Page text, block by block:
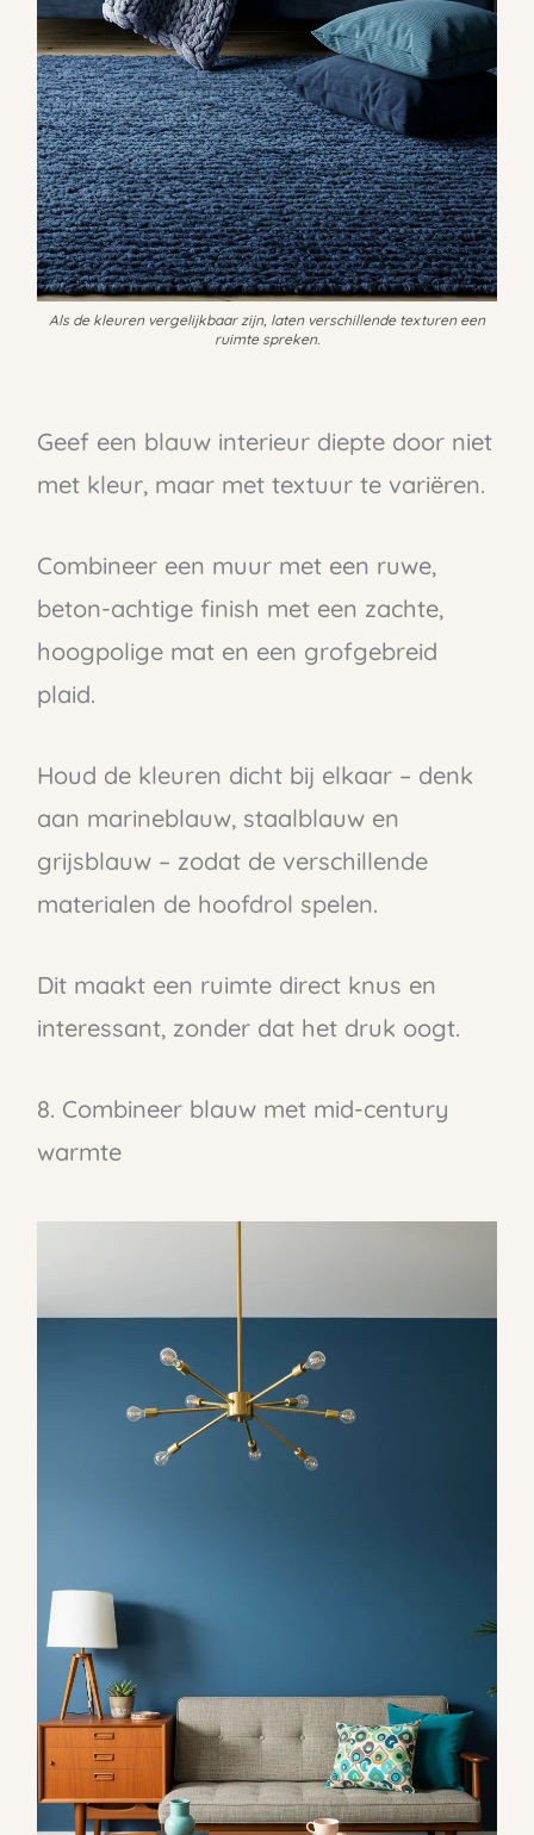
Als de kleuren vergelijkbaar zijn, laten verschillende texturen een
ruimte spreken.
Geef een blauw interieur diepte door niet
met kleur, maar met textuur te variëren.
Combineer een muur met een ruwe,
beton-achtige finish met een zachte,
hoogpolige mat en een grofgebreid
plaid.
Houd de kleuren dicht bij elkaar – denk
aan marineblauw, staalblauw en
grijsblauw – zodat de verschillende
materialen de hoofdrol spelen.
Dit maakt een ruimte direct knus en
interessant, zonder dat het druk oogt.
8. Combineer blauw met mid-century
warmte